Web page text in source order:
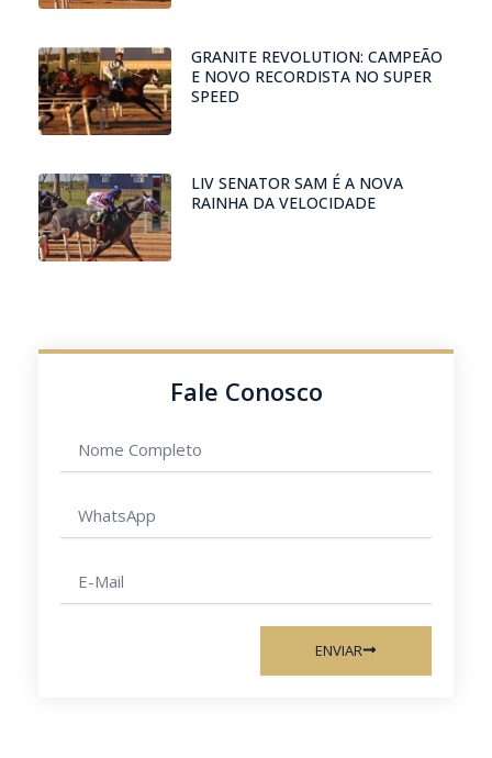
GRANITE REVOLUTION: CAMPEÃO
E NOVO RECORDISTA NO SUPER
SPEED
LIV SENATOR SAM É A NOVA
RAINHA DA VELOCIDADE
Fale Conosco
completo
mail
ENVIAR